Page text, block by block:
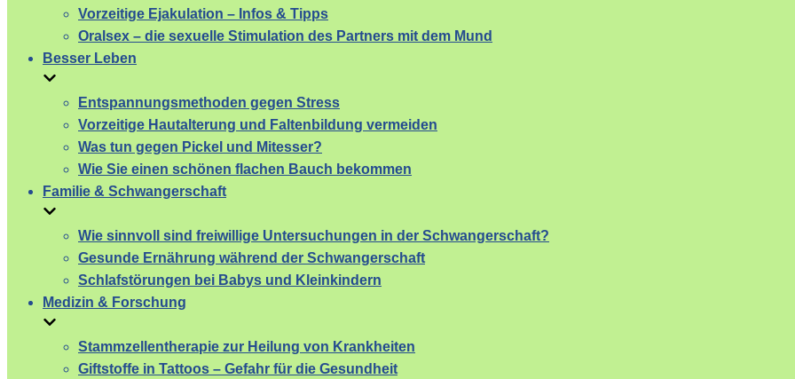
Vorzeitige Ejakulation – Infos & Tipps
Oralsex – die sexuelle Stimulation des Partners mit dem Mund
Besser Leben
Entspannungsmethoden gegen Stress
Vorzeitige Hautalterung und Faltenbildung vermeiden
Was tun gegen Pickel und Mitesser?
Wie Sie einen schönen flachen Bauch bekommen
Familie & Schwangerschaft
Wie sinnvoll sind freiwillige Untersuchungen in der Schwangerschaft?
Gesunde Ernährung während der Schwangerschaft
Schlafstörungen bei Babys und Kleinkindern
Medizin & Forschung
Stammzellentherapie zur Heilung von Krankheiten
Giftstoffe in Tattoos – Gefahr für die Gesundheit